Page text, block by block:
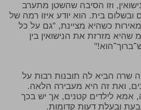
וזו הסיבה שהשטן מתערב
ובשלום בית. הוא יודע איזו רמה של
כשהיא מציינת, "גם על כל
מזרזת את הנישואין בין
שרה הביא לה תובנות רבות על
ואת זה היא מעבירה הלאה.
אמא לילדים קטנים, אך יש בכך
ובעלת דעות קדומות.